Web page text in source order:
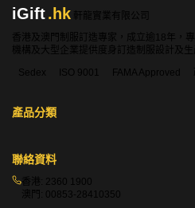
iGift.hk
軒龍實業有限公司
香港及澳門制服訂造專家，成立逾18年，
機構及大型企業提供度身訂造制服設計及生
Sedex
ISO 9001 FAMA Approved
產品分類
聯絡資料
香港: 2360 1900
澳門: 00853-28410350